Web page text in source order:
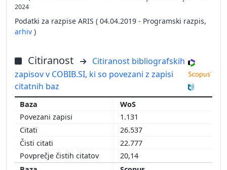
2024
Podatki za razpise ARIS ( 04.04.2019 - Programski razpis,
arhiv )
Citiranost
Citiranost bibliografskih
zapisov v COBIB.SI, ki so povezani z zapisi
citatnih baz
WoS
1.131
26.537
22.777
20,14